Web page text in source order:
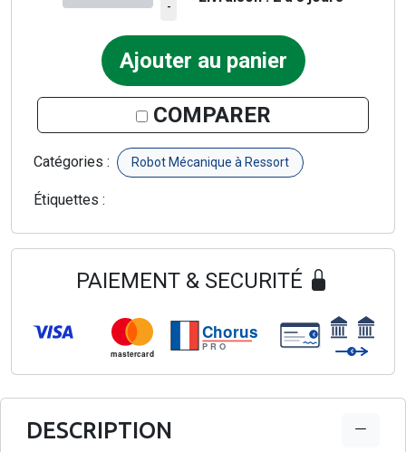
-
Ajouter au panier
COMPARER
Catégories : Robot Mécanique à Ressort
Étiquettes :
PAIEMENT & SECURITÉ
mastercard
Chorus
PRO
€
€
DESCRIPTION